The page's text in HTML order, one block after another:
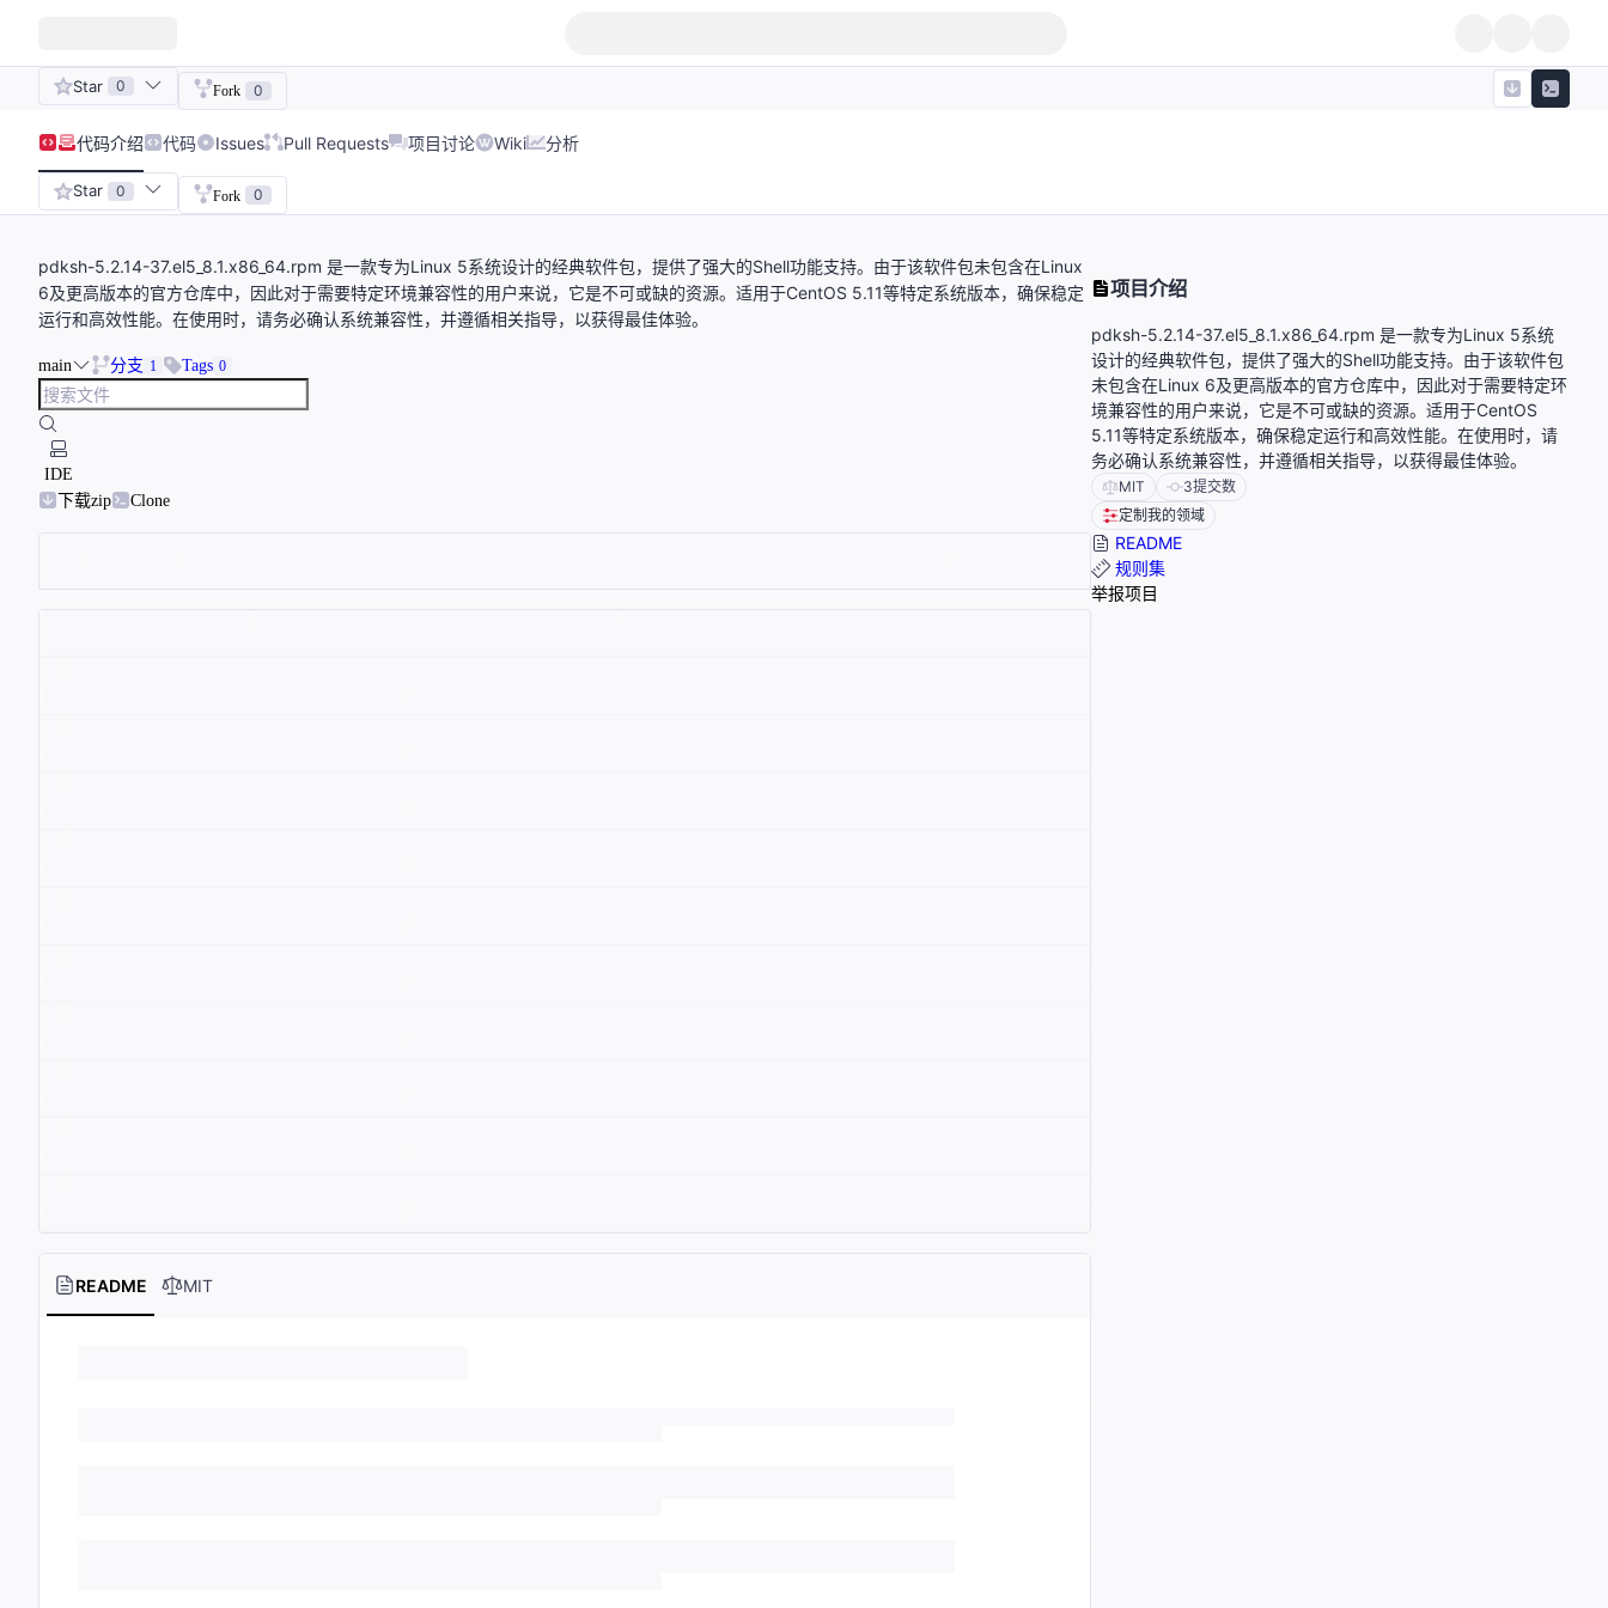
Star 0 Fork 0
代码介绍 代码 Issues Pull Requests 项目讨论 Wiki 分析
Star 0 Fork 0
pdksh-5.2.14-37.el5_8.1.x86_64.rpm 是一款专为Linux 5系统设计的经典软件包，提供了强大的Shell功能支持。由于该软件包未包含在Linux
6及更高版本的官方仓库中，因此对于需要特定环境兼容性的用户来说，它是不可或缺的资源。适用于CentOS 5.11等特定系统版本，确保稳定
运行和高效性能。在使用时，请务必确认系统兼容性，并遵循相关指导，以获得最佳体验。
main 分支 1 Tags 0
IDE
下载zip
Clone
README MIT
项目介绍
pdksh-5.2.14-37.el5_8.1.x86_64.rpm 是一款专为Linux 5系统
设计的经典软件包，提供了强大的Shell功能支持。由于该软件包
未包含在Linux 6及更高版本的官方仓库中，因此对于需要特定环
境兼容性的用户来说，它是不可或缺的资源。适用于CentOS
5.11等特定系统版本，确保稳定运行和高效性能。在使用时，请
务必确认系统兼容性，并遵循相关指导，以获得最佳体验。
MIT 3提交数
定制我的领域
README
规则集
举报项目